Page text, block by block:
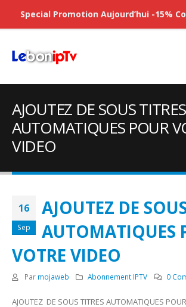
AJOUTEZ DE SOUS TITRES
AUTOMATIQUES POUR
VIDEO
16
Sep
AJOUTEZ DE
AUTOMATIQUES
VOTRE VIDEO
Par mojaweb Abonnement IPTV 0
AJOUTEZ DE SOUS TITRES AUTOMATIQUES
Special Promotion Aujourd’hui -15%